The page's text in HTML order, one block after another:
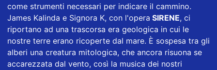
come strumenti necessari per indicare il cammino.
James Kalinda e Signora K, con l'opera SIRENE, ci
riportano ad una trascorsa era geologica in cui le
nostre terre erano ricoperte dal mare. È sospesa tra gli
alberi una creatura mitologica, che ancora risuona se
accarezzata dal vento, così la musica dei nostri